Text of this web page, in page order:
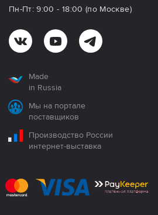
Пн-Пт: 9:00 - 18:00 (по Москве)
Made
in Russia
Мы на портале
поставщиков
Производство России
интернет-выставка